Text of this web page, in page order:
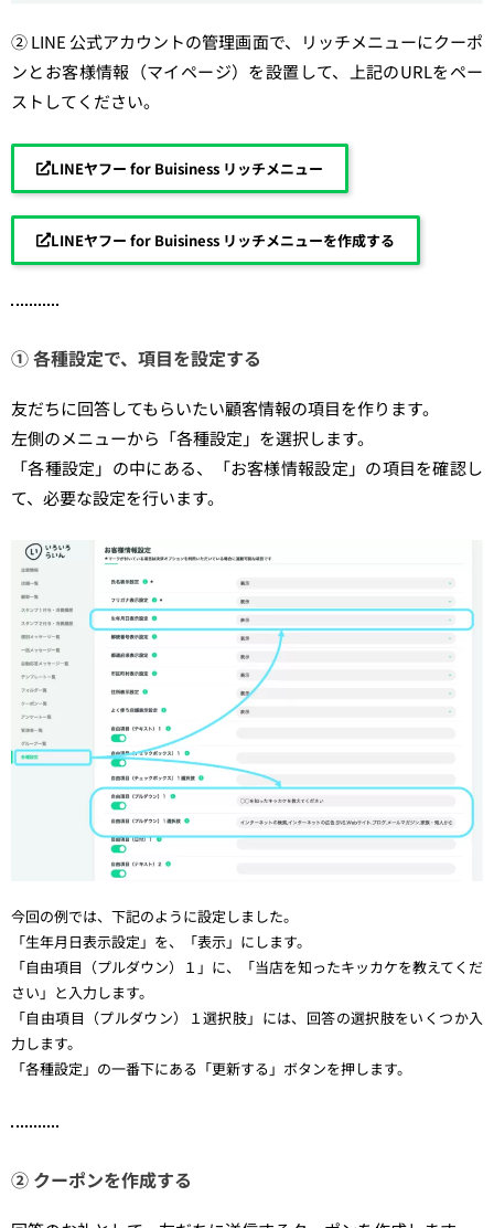
② LINE 公式アカウントの管理画面で、リッチメニューにクーポ
ンとお客様情報（マイページ）を設置して、上記のURLをペー
ストしてください。
LINEヤフー for Buisiness リッチメニュー
LINEヤフー for Buisiness リッチメニューを作成する
① 各種設定で、項目を設定する
友だちに回答してもらいたい顧客情報の項目を作ります。
左側のメニューから「各種設定」を選択します。
「各種設定」の中にある、「お客様情報設定」の項目を確認し
て、必要な設定を行います。
今回の例では、下記のように設定しました。
「生年月日表示設定」を、「表示」にします。
「自由項目（プルダウン）１」に、「当店を知ったキッカケを教えてくだ
さい」と入力します。
「自由項目（プルダウン）１選択肢」には、回答の選択肢をいくつか入
力します。
「各種設定」の一番下にある「更新する」ボタンを押します。
② クーポンを作成する